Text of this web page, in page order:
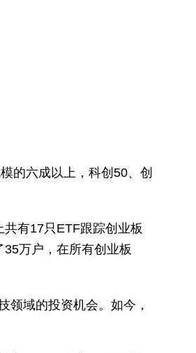
的六成以上，科创50、创
有17只ETF跟踪创业板
万户，在所有创业板
领域的投资机会。如今，